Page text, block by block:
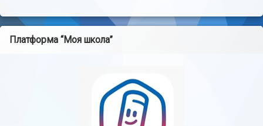
Платформа “Моя школа”